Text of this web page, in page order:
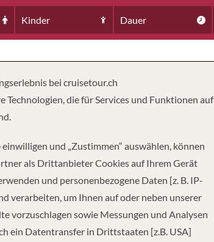
Kinder Dauer
LÄNGE
253 FUSS
PASSAGIERE
60
bei cruisetour.ch
Technologien, die für Services und Funktionen auf
und „Zustimmen“ auswählen, können
als Drittanbieter Cookies auf Ihrem Gerät
und personenbezogene Daten [z. B. IP-
verarbeiten, um Ihnen auf oder neben unserer
vorzuschlagen sowie Messungen und Analysen
ein Datentransfer in Drittstaaten [z.B. USA]